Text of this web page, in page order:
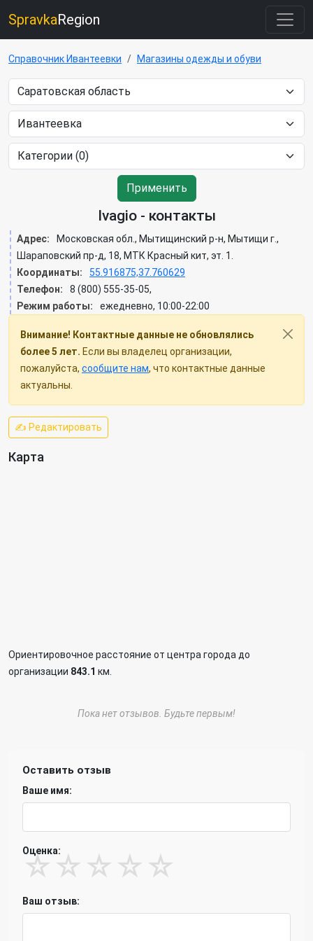
SpravkaRegion
Справочник Ивантеевки Магазины одежды и обуви
Применить
Ivagio - контакты
Адрес:
Московская обл., Мытищинский р-н, Мытищи г.,
Шараповский пр-д, 18, МТК Красный кит, эт. 1.
Координаты:
55.916875,37.760629
Телефон:
8 (800) 555-35-05,
Режим работы:
ежедневно, 10:00-22:00
Внимание! Контактные данные не обновлялись
более 5 лет. Если вы владелец организации,
пожалуйста, сообщите нам, что контактные данные
актуальны.
✍ Редактировать
Карта
Ориентировочное расстояние от центра города до
организации 843.1 км.
Пока нет отзывов. Будьте первым!
Оставить отзыв
Ваше имя:
Оценка:
☆ ☆ ☆ ☆ ☆
Ваш отзыв: